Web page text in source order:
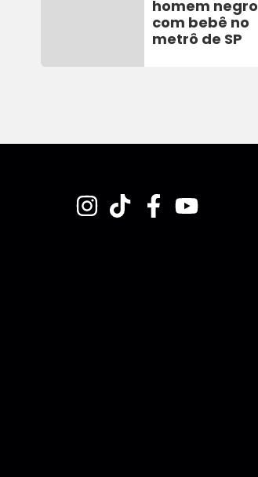
homem negro
com bebê no
metrô de SP